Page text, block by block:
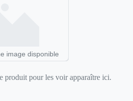
image disponible
produit pour les voir apparaître ici.